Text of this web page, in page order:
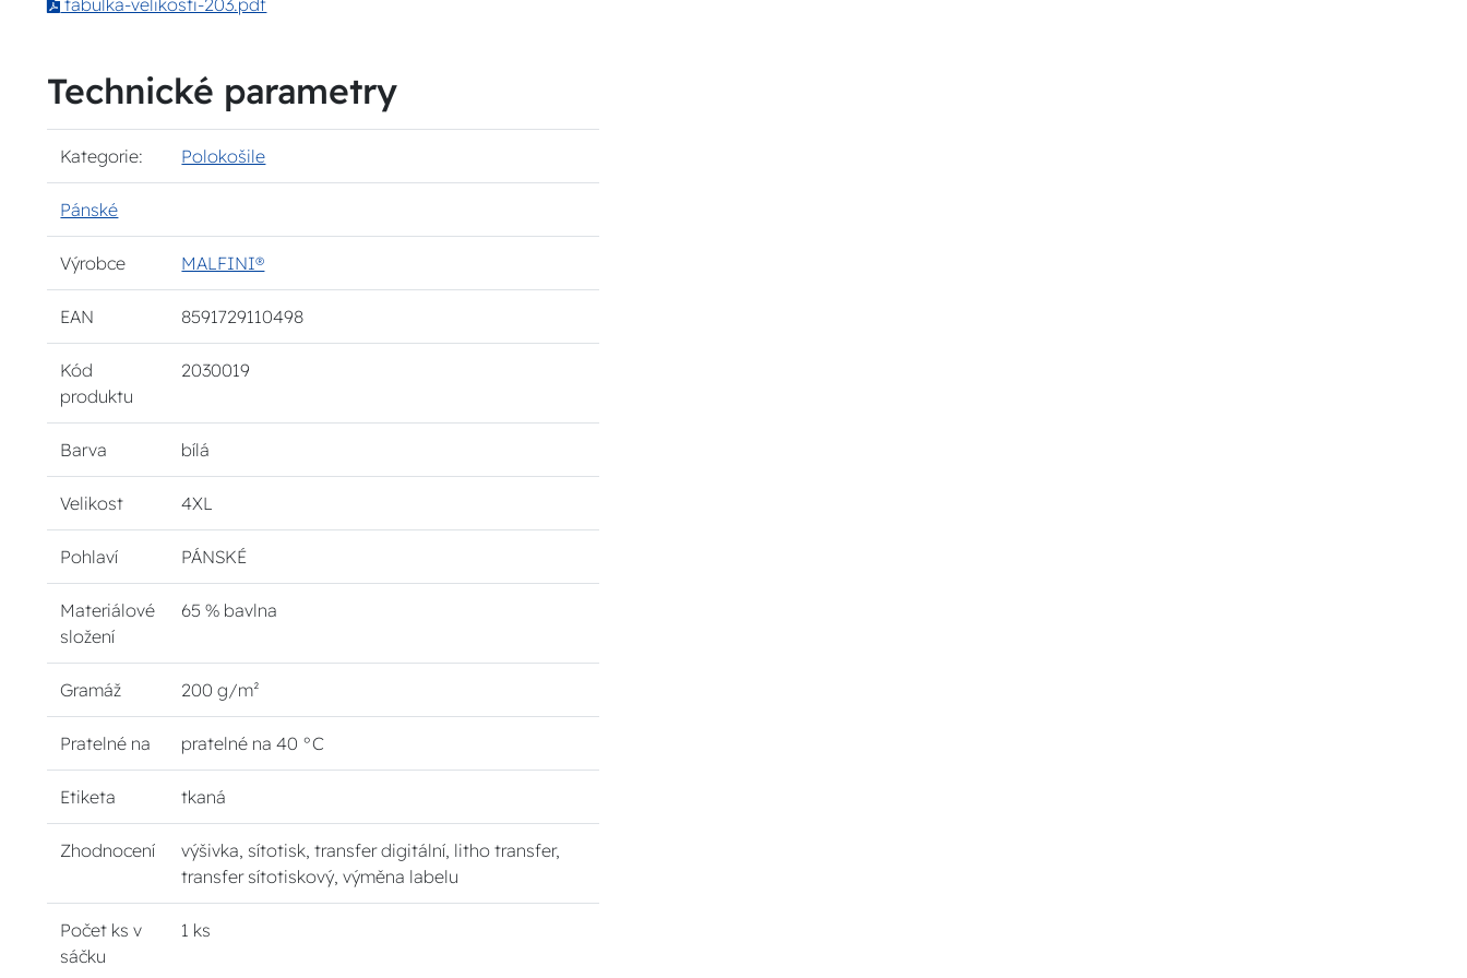
tabulka-velikosti-203.pdf
Technické parametry
Kategorie: Polokošile
Pánské
Výrobce MALFINI®
EAN 8591729110498
Kód
produktu
2030019
Barva bílá
Velikost 4XL
Pohlaví PÁNSKÉ
Materiálové
složení
65 % bavlna
Gramáž 200 g/m²
Pratelné na pratelné na 40 °C
Etiketa tkaná
Zhodnocení
výšivka, sítotisk, transfer digitální, litho transfer,
transfer sítotiskový, výměna labelu
Počet ks v
sáčku
1 ks